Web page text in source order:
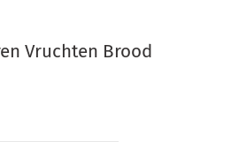
Vruchten Brood